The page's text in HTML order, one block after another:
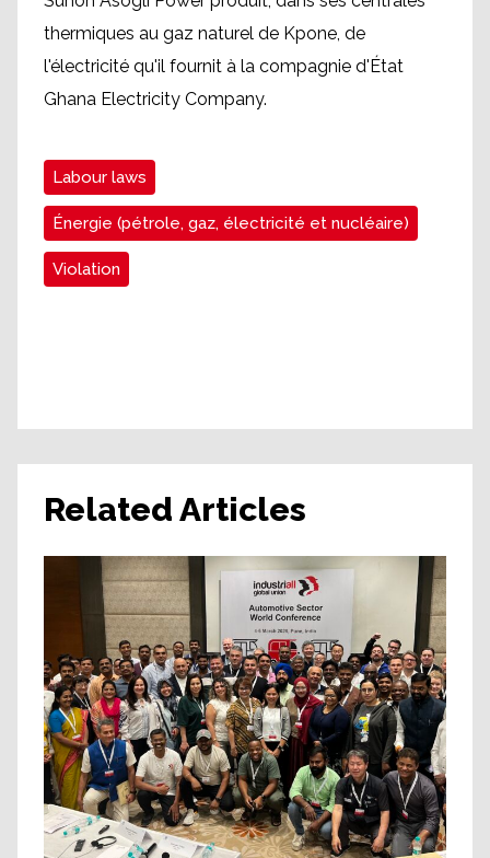
thermiques au gaz naturel de Kpone, de
l'électricité qu'il fournit à la compagnie d'État
Ghana Electricity Company.
Labour laws
Énergie (pétrole, gaz, électricité et nucléaire)
Violation
Related Articles